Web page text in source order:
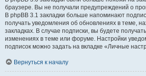
браузере. Вы не получали предупреждений о
В phpBB 3.1 закладки больше напоминают
получать уведомления об обновлениях в теме,
закладках. В случае подписки, вы будете
изменениях в теме или форуме. Настройки
подписок можно задать на вкладке «Личные
Вернуться к началу